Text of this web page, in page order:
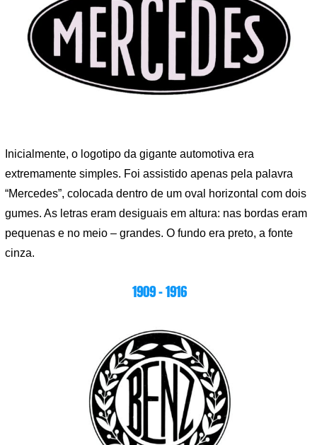
Inicialmente, o logotipo da gigante automotiva era
extremamente simples. Foi assistido apenas pela palavra
“Mercedes”, colocada dentro de um oval horizontal com dois
gumes. As letras eram desiguais em altura: nas bordas eram
pequenas e no meio – grandes. O fundo era preto, a fonte
cinza.
1909 – 1916